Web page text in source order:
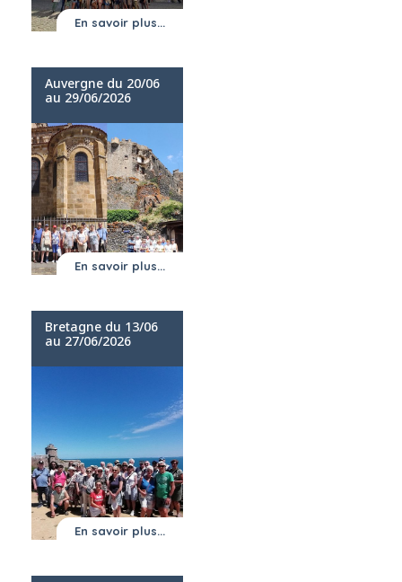
En savoir plus...
Auvergne du 20/06
au 29/06/2026
En savoir plus...
Bretagne du 13/06
au 27/06/2026
En savoir plus...